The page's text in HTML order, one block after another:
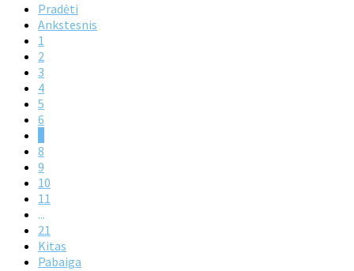
Pradėti
Ankstesnis
1
2
3
4
5
6
8
9
10
11
...
21
Kitas
Pabaiga